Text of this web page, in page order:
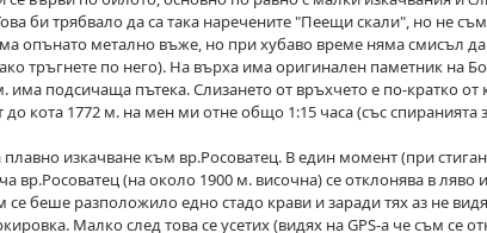
би трябвало да са така наречените "Пеещи скали", но не
опънато метално въже, но при хубаво време няма смисъл да
тръгнете по него). На върха има оригинален паметник на
има подсичаща пътека. Слизането от връхчето е по-кратко от
кота 1772 м. на мен ми отне общо 1:15 часа (със спиранията
изкачване към вр.Росоватец. В един момент (при
вр.Росоватец (на около 1900 м. височна) се отклонява в
се беше разположило едно стадо крави и заради тях аз не
Малко след това се усетих (видях на GPS-a че съм се